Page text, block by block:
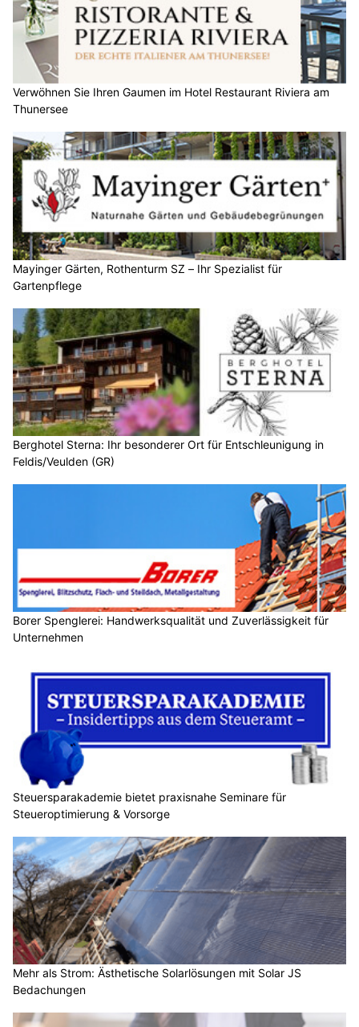
Verwöhnen Sie Ihren Gaumen im Hotel Restaurant Riviera am
Thunersee
Mayinger Gärten, Rothenturm SZ – Ihr Spezialist für
Gartenpflege
Berghotel Sterna: Ihr besonderer Ort für Entschleunigung in
Feldis/Veulden (GR)
Borer Spenglerei: Handwerksqualität und Zuverlässigkeit für
Unternehmen
Steuersparakademie bietet praxisnahe Seminare für
Steueroptimierung & Vorsorge
Mehr als Strom: Ästhetische Solarlösungen mit Solar JS
Bedachungen